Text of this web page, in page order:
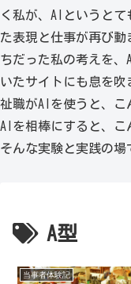
く私が、AIというと
た表現と仕事が再び
ちだった私の考えを
いたサイトにも息を
祉職がAIを使うと、こ
AIを相棒にすると、こ
そんな実験と実践の場
A型
当事者体験記